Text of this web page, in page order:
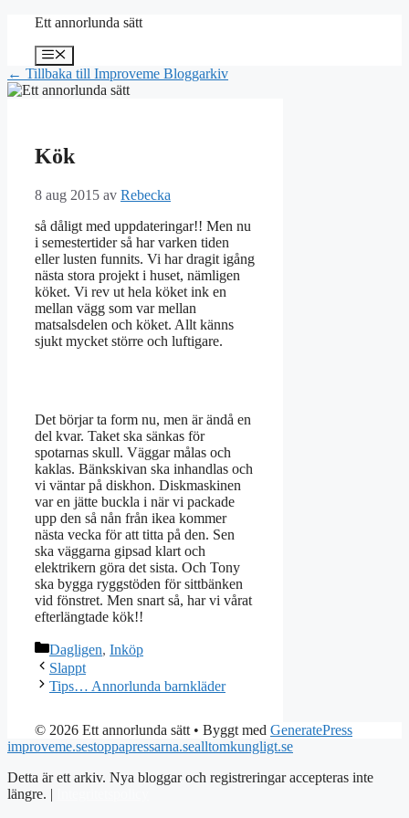
Hoppa
innehåll
Ett annorlunda sätt
Meny
← Tillbaka till Improveme Bloggarkiv
Kök
8 aug 2015 av Rebecka
så dåligt med uppdateringar!! Men nu
i semestertider så har varken tiden
eller lusten funnits. Vi har dragit igång
nästa stora projekt i huset, nämligen
köket. Vi rev ut hela köket ink en
mellan vägg som var mellan
matsalsdelen och köket. Allt känns
sjukt mycket större och luftigare.
Det börjar ta form nu, men är ändå en
del kvar. Taket ska sänkas för
spotarnas skull. Väggar målas och
kaklas. Bänkskivan ska inhandlas och
vi väntar på diskhon. Diskmaskinen
var en jätte buckla i när vi packade
upp den så nån från ikea kommer
nästa vecka för att titta på den. Sen
ska väggarna gipsad klart och
elektrikern göra det sista. Och Tony
ska bygga ryggstöden för sittbänken
vid fönstret. Men snart så, har vi vårat
efterlängtade kök!!
Kategorier
Dagligen, Inköp
Slappt
Tips… Annorlunda barnkläder
© 2026 Ett annorlunda sätt • Byggt med GeneratePress
improveme.sestoppapressarna.sealltomkungligt.se
Detta är ett arkiv. Nya bloggar och registreringar accepteras inte
längre. |